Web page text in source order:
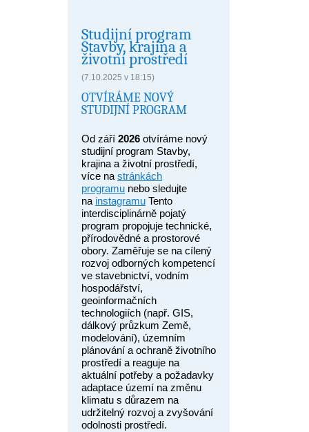
Studijní program
Stavby, krajina a
životní prostředí
(7.10.2025 v 18:15)
OTVÍRÁME NOVÝ
STUDIJNÍ PROGRAM
Od září 2026 otvíráme nový
studijní program Stavby,
krajina a životní prostředí,
více na stránkách
programu nebo sledujte
na instagramu Tento
interdisciplinárně pojatý
program propojuje technické,
přírodovědné a prostorové
obory. Zaměřuje se na cílený
rozvoj odborných kompetencí
ve stavebnictví, vodním
hospodářství,
geoinformačních
technologiích (např. GIS,
dálkový průzkum Země,
modelování), územním
plánování a ochraně životního
prostředí a reaguje na
aktuální potřeby a požadavky
adaptace území na změnu
klimatu s důrazem na
udržitelný rozvoj a zvyšování
odolnosti prostředí.